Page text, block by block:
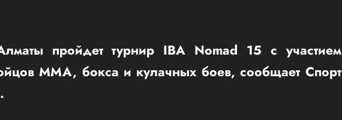
пройдет турнир IBA Nomad 15 с участием
ММА, бокса и кулачных боев, сообщает Спорт